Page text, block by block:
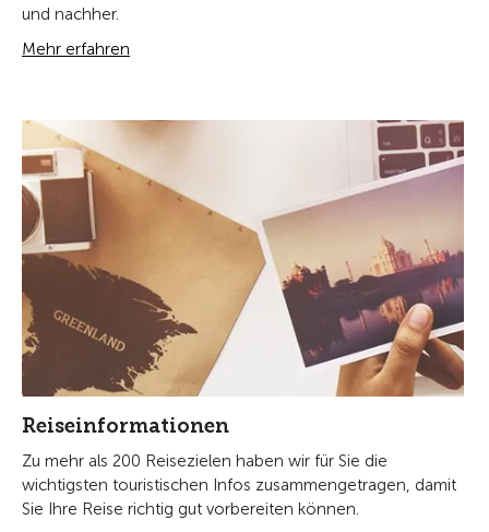
und nachher.
Mehr erfahren
Reiseinformationen
Zu mehr als 200 Reisezielen haben wir für Sie die
wichtigsten touristischen Infos zusammengetragen, damit
Sie Ihre Reise richtig gut vorbereiten können.